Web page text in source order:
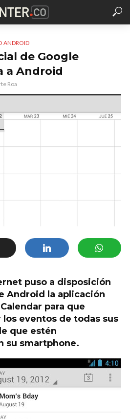
ANDROID
de Google
a Android
Roa
puso a disposición
Android la aplicación
para que
eventos de todas sus
que estén
su smartphone.